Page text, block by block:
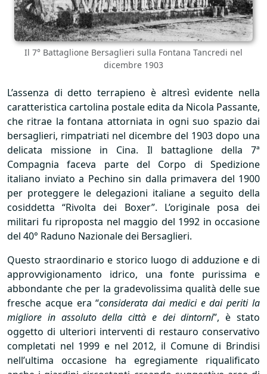
Il 7° Battaglione Bersaglieri sulla Fontana Tancredi nel
dicembre 1903
L’assenza di detto terrapieno è altresì evidente nella
caratteristica cartolina postale edita da Nicola Passante,
che ritrae la fontana attorniata in ogni suo spazio dai
bersaglieri, rimpatriati nel dicembre del 1903 dopo una
delicata missione in Cina. Il battaglione della 7ª
Compagnia faceva parte del Corpo di Spedizione
italiano inviato a Pechino sin dalla primavera del 1900
per proteggere le delegazioni italiane a seguito della
cosiddetta “Rivolta dei Boxer”. L’originale posa dei
militari fu riproposta nel maggio del 1992 in occasione
del 40° Raduno Nazionale dei Bersaglieri.
Questo straordinario e storico luogo di adduzione e di
approvvigionamento idrico, una fonte purissima e
abbondante che per la gradevolissima qualità delle sue
fresche acque era “considerata dai medici e dai periti la
migliore in assoluto della città e dei dintorni”, è stato
oggetto di ulteriori interventi di restauro conservativo
completati nel 1999 e nel 2012, il Comune di Brindisi
nell’ultima occasione ha egregiamente riqualificato